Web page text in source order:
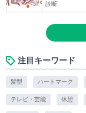
診断
注目キーワード
髪型 ハートマーク
テレビ・芸能 休憩